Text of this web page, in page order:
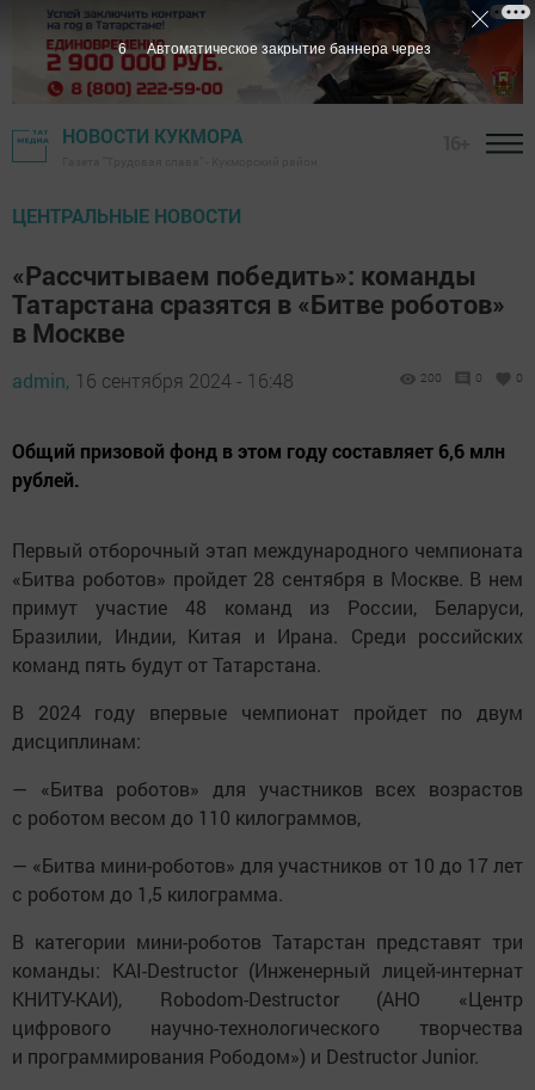
НОВОСТИ КУКМОРА
ЦЕНТРАЛЬНЫЕ НОВОСТИ
«Рассчитываем победить»: команды
Татарстана сразятся в «Битве роботов»
в Москве
admin, 16 сентября 2024 - 16:48 200 0 0
Общий призовой фонд в этом году составляет 6,6 млн
рублей.
Первый отборочный этап международного чемпионата
«Битва роботов» пройдет 28 сентября в Москве. В нем
примут участие 48 команд из России, Беларуси,
Бразилии, Индии, Китая и Ирана. Среди российских
команд пять будут от Татарстана.
В 2024 году впервые чемпионат пройдет по двум
дисциплинам:
— «Битва роботов» для участников всех возрастов
с роботом весом до 110 килограммов,
— «Битва мини-роботов» для участников от 10 до 17 лет
с роботом до 1,5 килограмма.
В категории мини-роботов Татарстан представят три
команды: KAI-Destructor (Инженерный лицей-интернат
КНИТУ-КАИ), Robodom-Destructor (АНО «Центр
цифрового научно-технологического творчества
и программирования Рободом») и Destructor Junior.
4 Автоматическое закрытие баннера через